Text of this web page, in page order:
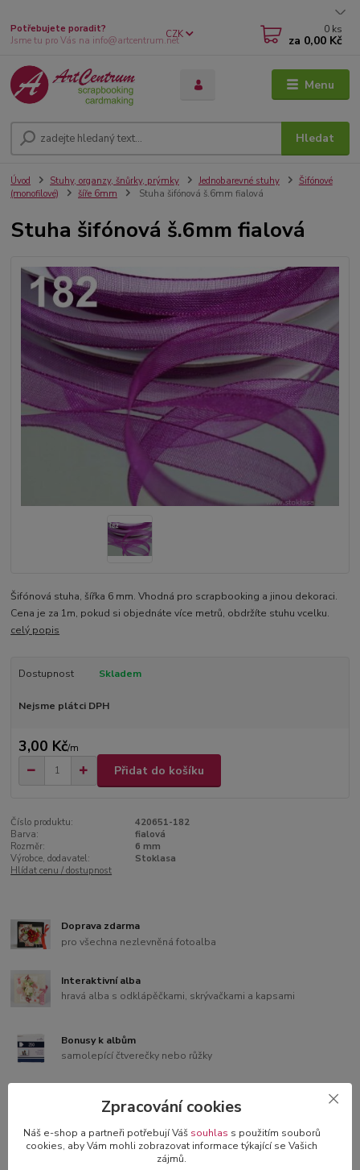
Menu
CZK
Hledat
Potřebujete poradit?
Jsme tu pro Vás na info@artcentrum.net
0 ks
za 0,00 Kč
Úvod Stuhy, organzy, šnůrky, prýmky Jednobarevné stuhy
Šifónové
(monofilové)
šíře 6mm Stuha šifónová š.6mm fialová
Stuha šifónová š.6mm fialová
Šifónová stuha, šířka 6 mm. Vhodná pro scrapbooking a jinou dekoraci.
Cena je za 1m, pokud si objednáte více metrů, obdržíte stuhu vcelku.
celý popis
Dostupnost Skladem
Nejsme plátci DPH
3,00 Kč/m
Přidat do košíku
Číslo produktu:
420651-182
Barva:
fialová
Rozměr:
6 mm
Výrobce, dodavatel:
Stoklasa
Hlídat cenu / dostupnost
Doprava zdarma
pro všechna nezlevněná fotoalba
Interaktivní alba
hravá alba s odklápěčkami, skrývačkami a kapsami
Bonusy k albům
samolepící čtverečky nebo růžky
3D blahopřání v dárkové krabičce
originální blahopřání s 3D dekorací
Zpracování cookies
Náš e-shop a partneři potřebují Váš souhlas s použitím souborů
cookies, aby Vám mohli zobrazovat informace týkající se Vašich
zájmů.